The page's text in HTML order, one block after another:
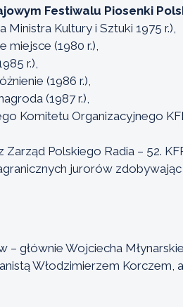
Festiwalu Piosenki
Ministra Kultury i Sztuki 1975 r.),
miejsce (1980 r.),
r.),
(1986 r.),
(1987 r.),
Komitetu Organizacyjnego
Polskiego Radia – 52.
jurorów zdobywając
głównie Wojciecha
Włodzimierzem Korczem,